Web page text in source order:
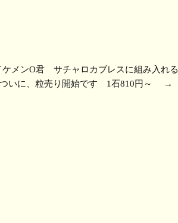
メンO君 サチャロカブレスに組み入れる
いに、粒売り開始です 1石810円～
→